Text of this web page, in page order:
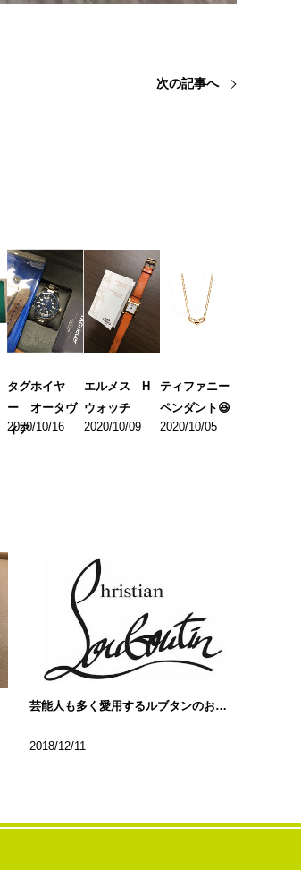
次の記事へ
タグホイヤ
ー オータヴ
ィア
2020/10/16
エルメス H
ウォッチ
2020/10/09
ティファニー
ペンダント😆
2020/10/05
芸能人も多く愛用するルブタンのお財布!!
2018/12/11